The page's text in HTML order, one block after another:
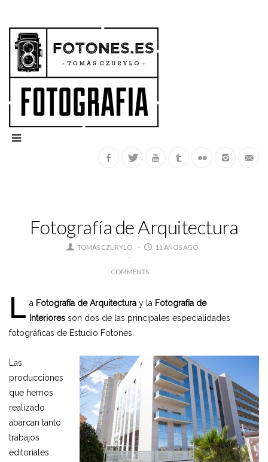
Fotografía de Arquitectura
TOMÁS CZURYLO 11 AÑOS AGO
COMMENTS
L a Fotografía de Arquitectura y la Fotografía de
Interiores son dos de las principales especialidades
fotográficas de Estudio Fotones.
Las
producciones
que hemos
realizado
abarcan tanto
trabajos
editoriales